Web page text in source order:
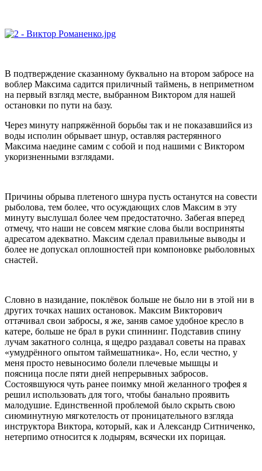
В подтверждение сказанному буквально на втором забросе на
воблер Максима садится приличный таймень, в неприметном
на первый взгляд месте, выбранном Виктором для нашей
остановки по пути на базу.
Через минуту напряжённой борьбы так и не показавшийся из
воды исполин обрывает шнур, оставляя растерянного
Максима наедине самим с собой и под нашими с Виктором
укоризненными взглядами.
Причины обрыва плетеного шнура пусть останутся на совести
рыболова, тем более, что осуждающих слов Максим в эту
минуту выслушал более чем предостаточно. Забегая вперед
отмечу, что наши не совсем мягкие слова были восприняты
адресатом адекватно. Максим сделал правильные выводы и
более не допускал оплошностей при компоновке рыболовных
снастей.
Словно в назидание, поклёвок больше не было ни в этой ни в
других точках наших остановок. Максим Викторович
оттачивал свои забросы, я же, заняв самое удобное кресло в
катере, больше не брал в руки спиннинг. Подставив спину
лучам закатного солнца, я щедро раздавал советы на правах
«умудрённого опытом таймешатника». Но, если честно, у
меня просто невыносимо болели плечевые мышцы и
поясница после пяти дней непрерывных забросов.
Состоявшуюся чуть ранее поимку мной желанного трофея я
решил использовать для того, чтобы банально проявить
малодушие. Единственной проблемой было скрыть свою
сиюминутную мягкотелость от проницательного взгляда
инструктора Виктора, который, как и Александр Ситниченко,
нетерпимо относится к лодырям, всячески их порицая.